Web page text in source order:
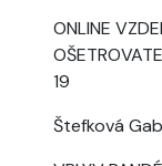
ONLINE
19
Štefková